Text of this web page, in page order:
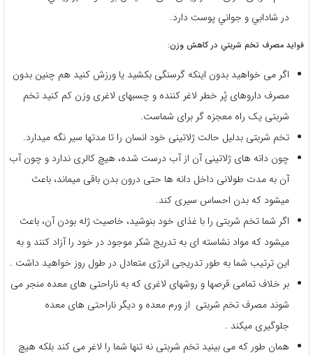
در شادابي و جواني پوست دارد.
فوايد مصرف تخم شربتي در كاهش وزن:
اگر می خواهید بدون اینکه گرسنگی بکشید یا ورزش کنید هم چنین بدون
مصرف داروهای پُر خطر لاغر کننده و چسبهای لاغری وزن کم کنید تخم
شربتی یک راه معجزه گر برای شماست.
تخم شربتی بدلیل حالت ژلاتینی خود انسان را تا مدتها سیر نگه میدارد.
چون دانه های ژلاتینی آن از آب درست شده، هیچ کالری ندارد و چون آب
آن به مدت طولانی داخل دانه ها حتی درون بدن باقی میماند، باعث
میشود که بدن احساس سیری کند.
اگر شما تخم شربتی را با غذای خود بنوشید، خاصیت ژله بودن آن، باعث
میشود که مواد نشاسته ای به تدریج شکر موجود در خود را آزاد کنند و به
این ترتیب شما به طور تدریجی انرژی متعادل در طول روز خواهید داشت .
بر خلاف تمامی قرصها و روشهای لاغری که به ناراحتی های معده منجر می
شوند مصرف تخم شربتی از ورم معده و دیگر ناراحتی های معده
جلوگیری میکند .
همان طور که می بینید تخم شربتی نه تنها شما را لاغر می کند بلکه هیچ